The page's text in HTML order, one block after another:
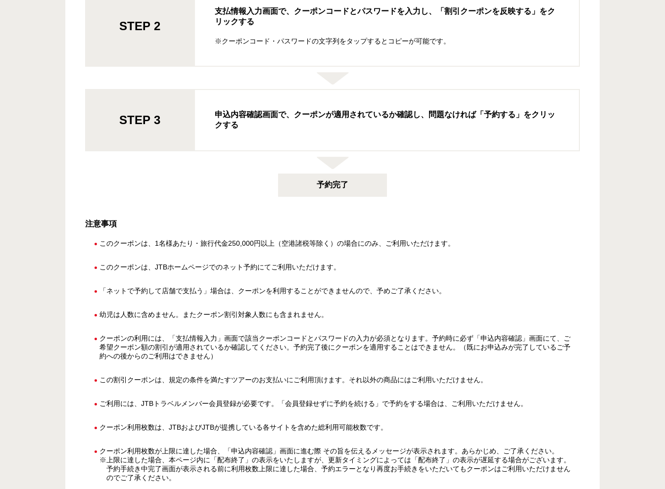
STEP 2
支払情報入力画面で、クーポンコードとパスワードを入力し、「割引クーポンを反映する」をク
リックする
※クーポンコード・パスワードの文字列をタップするとコピーが可能です。
STEP 3
申込内容確認画面で、クーポンが適用されているか確認し、問題なければ「予約する」をクリッ
クする
予約完了
注意事項
このクーポンは、1名様あたり・旅行代金250,000円以上（空港諸税等除く）の場合にのみ、ご利用いただけます。
このクーポンは、JTBホームページでのネット予約にてご利用いただけます。
「ネットで予約して店舗で支払う」場合は、クーポンを利用することができませんので、予めご了承ください。
幼児は人数に含めません。またクーポン割引対象人数にも含まれません。
クーポンの利用には、「支払情報入力」画面で該当クーポンコードとパスワードの入力が必須となります。予約時に必ず「申込内容確認」画面にて、ご
希望クーポン額の割引が適用されているか確認してください。予約完了後にクーポンを適用することはできません。（既にお申込みが完了しているご予
約への後からのご利用はできません）
この割引クーポンは、規定の条件を満たすツアーのお支払いにご利用頂けます。それ以外の商品にはご利用いただけません。
ご利用には、JTBトラベルメンバー会員登録が必要です。「会員登録せずに予約を続ける」で予約をする場合は、ご利用いただけません。
クーポン利用枚数は、JTBおよびJTBが提携している各サイトを含めた総利用可能枚数です。
クーポン利用枚数が上限に達した場合、「申込内容確認」画面に進む際 その旨を伝えるメッセージが表示されます。あらかじめ、ご了承ください。
※上限に達した場合、本ページ内に「配布終了」の表示をいたしますが、更新タイミングによっては「配布終了」の表示が遅延する場合がございます。
予約手続き中完了画面が表示される前に利用枚数上限に達した場合、予約エラーとなり再度お手続きをいただいてもクーポンはご利用いただけません
のでご了承ください。